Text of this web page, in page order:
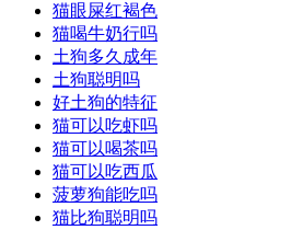
猫眼屎红褐色
猫喝牛奶行吗
土狗多久成年
土狗聪明吗
好土狗的特征
猫可以吃虾吗
猫可以喝茶吗
猫可以吃西瓜
菠萝狗能吃吗
猫比狗聪明吗